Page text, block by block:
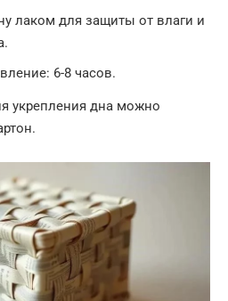
лаком для защиты от влаги и
6-8 часов.
укрепления дна можно